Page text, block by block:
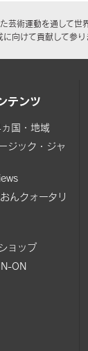
芸術運動を通して世
向けて貢献して参り
テンツ
国・地域
ジック・ジャ
んクォータリ
ョップ
ON